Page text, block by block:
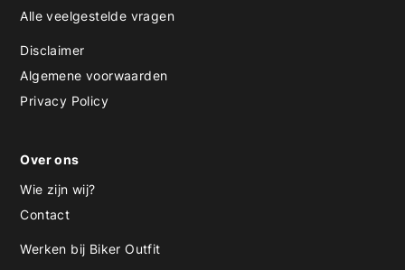
Alle veelgestelde vragen
Disclaimer
Algemene voorwaarden
Privacy Policy
Over ons
Wie zijn wij?
Contact
Werken bij Biker Outfit